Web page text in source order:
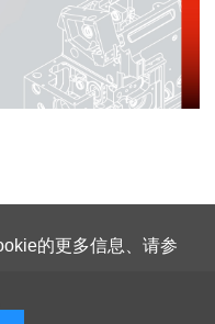
的更多信息、请参